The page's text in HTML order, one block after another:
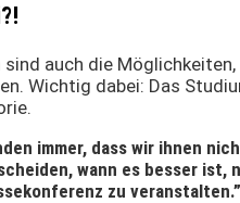
auch die
Wichtig dabei: Das
immer, dass wir ihnen
wann es besser
zu veranstalten.”